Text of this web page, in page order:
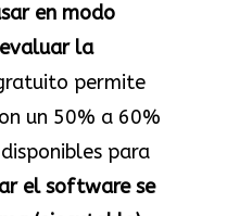
en modo
la
permite
un 50% a 60%
para
el software se